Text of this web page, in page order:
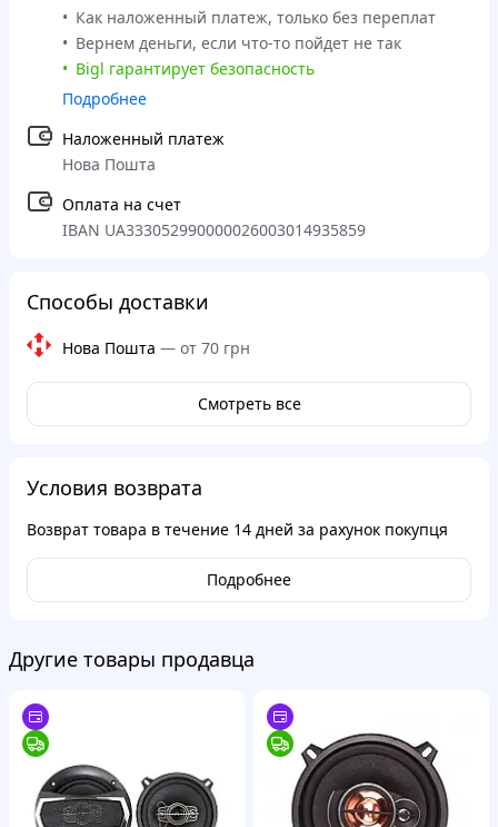
Как наложенный платеж, только без переплат
Вернем деньги, если что-то пойдет не так
Bigl гарантирует безопасность
Подробнее
Наложенный платеж
Нова Пошта
Оплата на счет
IBAN UA333052990000026003014935859
Способы доставки
Нова Пошта — от 70 грн
Смотреть все
Условия возврата
Возврат товара в течение 14 дней за рахунок покупця
Подробнее
Другие товары продавца